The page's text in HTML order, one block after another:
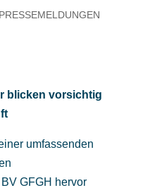
PRESSEMELDUNGEN
blicken vorsichtig
umfassenden
GFGH hervor